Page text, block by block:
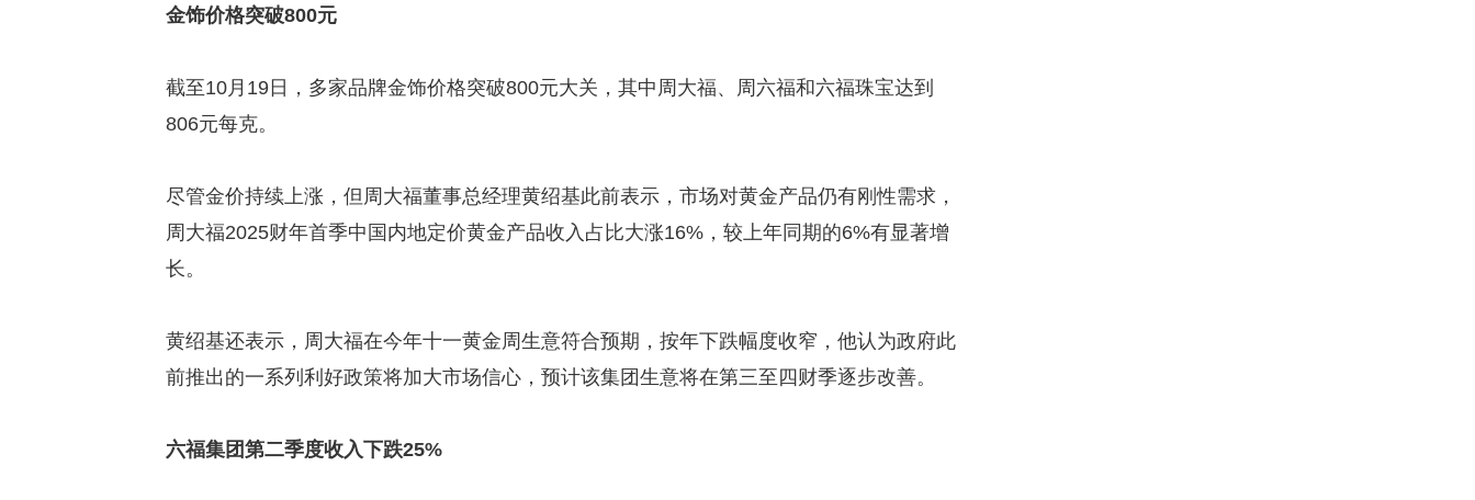
金饰价格突破800元
截至10月19日，多家品牌金饰价格突破800元大关，其中周大福、周六福和六福珠宝达到
806元每克。
尽管金价持续上涨，但周大福董事总经理黄绍基此前表示，市场对黄金产品仍有刚性需求，
周大福2025财年首季中国内地定价黄金产品收入占比大涨16%，较上年同期的6%有显著增
长。
黄绍基还表示，周大福在今年十一黄金周生意符合预期，按年下跌幅度收窄，他认为政府此
前推出的一系列利好政策将加大市场信心，预计该集团生意将在第三至四财季逐步改善。
六福集团第二季度收入下跌25%